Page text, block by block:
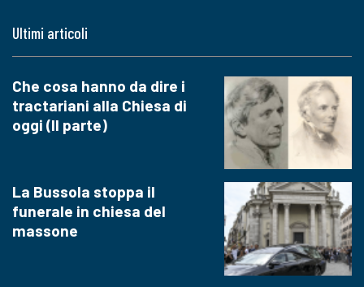
Ultimi articoli
Che cosa hanno da dire i
tractariani alla Chiesa di
oggi (II parte)
La Bussola stoppa il
funerale in chiesa del
massone